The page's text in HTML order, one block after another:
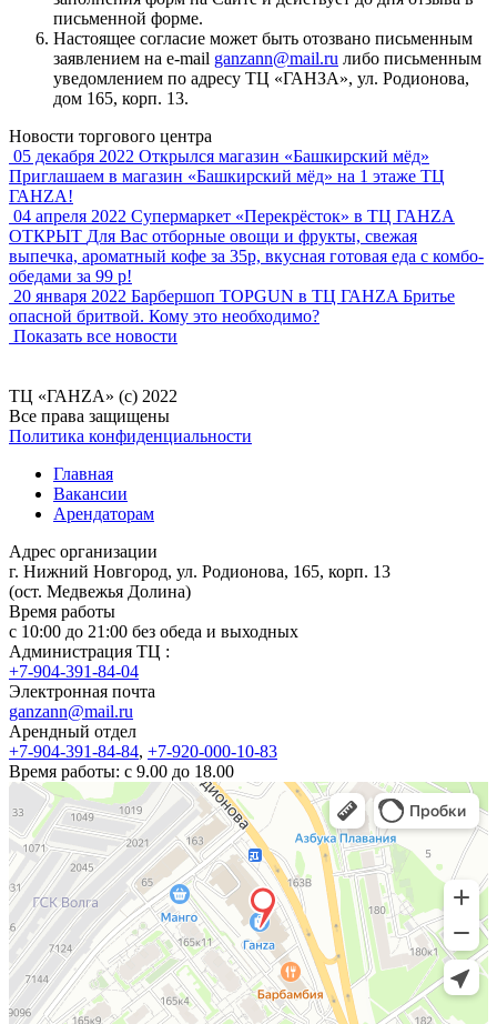
письменной форме.
Настоящее согласие может быть отозвано письменным
заявлением на e-mail ganzann@mail.ru либо письменным
уведомлением по адресу ТЦ «ГАНЗА», ул. Родионова,
дом 165, корп. 13.
Новости торгового центра
05 декабря 2022 Открылся магазин «Башкирский мёд»
Приглашаем в магазин «Башкирский мёд» на 1 этаже ТЦ
ГАНZA!
04 апреля 2022 Супермаркет «Перекрёсток» в ТЦ ГАНZA
ОТКРЫТ Для Вас отборные овощи и фрукты, свежая
выпечка, ароматный кофе за 35р, вкусная готовая еда с комбо-
обедами за 99 р!
20 января 2022 Барбершоп TOPGUN в ТЦ ГАНZA Бритье
опасной бритвой. Кому это необходимо?
Показать все новости
ТЦ «ГАНZА» (c) 2022
Все права защищены
Политика конфиденциальности
Главная
Вакансии
Арендаторам
Адрес организации
г. Нижний Новгород, ул. Родионова, 165, корп. 13
(ост. Медвежья Долина)
Время работы
c 10:00 до 21:00 без обеда и выходных
Администрация ТЦ :
+7-904-391-84-04
Электронная почта
ganzann@mail.ru
Арендный отдел
+7-904-391-84-84, +7-920-000-10-83
Время работы: с 9.00 до 18.00